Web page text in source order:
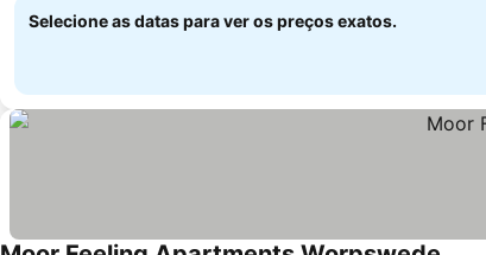
Selecione as datas para ver os preços exatos.